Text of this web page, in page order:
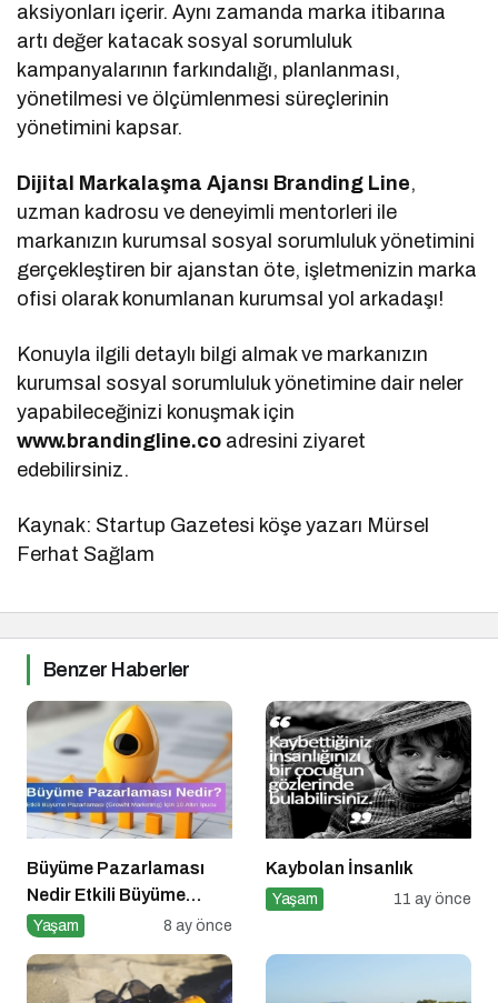
aksiyonları içerir. Aynı zamanda marka itibarına
artı değer katacak sosyal sorumluluk
kampanyalarının farkındalığı, planlanması,
yönetilmesi ve ölçümlenmesi süreçlerinin
yönetimini kapsar.
Dijital Markalaşma Ajansı Branding Line,
uzman kadrosu ve deneyimli mentorleri ile
markanızın kurumsal sosyal sorumluluk yönetimini
gerçekleştiren bir ajanstan öte, işletmenizin marka
ofisi olarak konumlanan kurumsal yol arkadaşı!
Konuyla ilgili detaylı bilgi almak ve markanızın
kurumsal sosyal sorumluluk yönetimine dair neler
yapabileceğinizi konuşmak için
www.brandingline.co adresini ziyaret
edebilirsiniz.
Kaynak: Startup Gazetesi köşe yazarı Mürsel
Ferhat Sağlam
Benzer Haberler
Büyüme Pazarlaması
Nedir Etkili Büyüme
Pazarlaması için 10
Yaşam 8 ay önce
Kaybolan İnsanlık
Yaşam 11 ay önce